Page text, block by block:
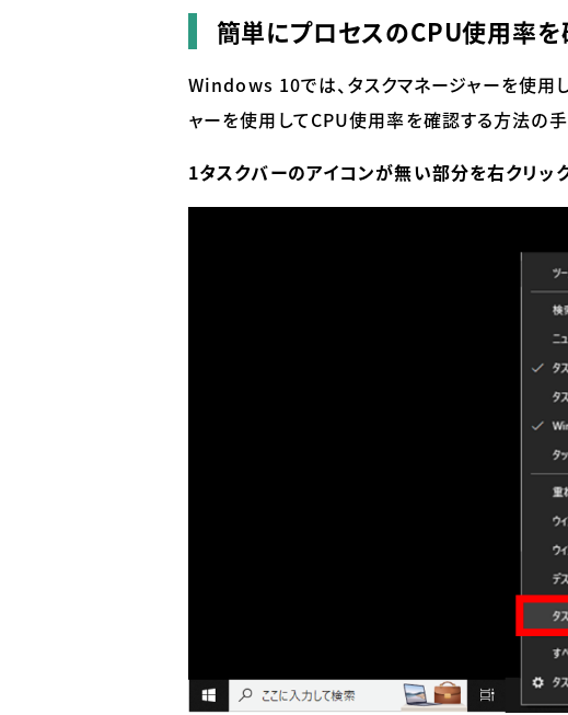
簡単にプロセスのCPU使用率
Windows 10では、タスクマネージャーを使用
ャーを使用してCPU使用率を確認する方法の手
1タスクバーのアイコンが無い部分を右クリック